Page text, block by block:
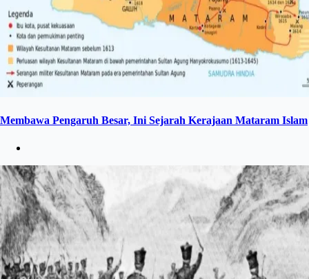
Membawa Pengaruh Besar, Ini Sejarah Kerajaan Mataram Islam